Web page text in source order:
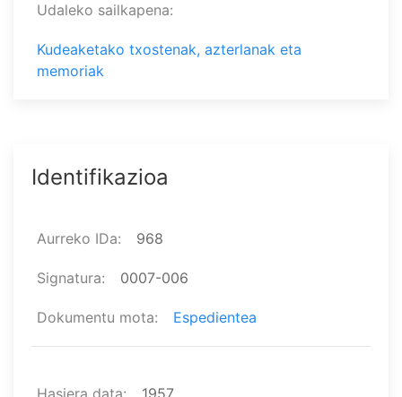
Udaleko sailkapena
Kudeaketako txostenak, azterlanak eta
memoriak
Identifikazioa
Aurreko IDa 968
Signatura 0007-006
Dokumentu mota Espedientea
Hasiera data 1957